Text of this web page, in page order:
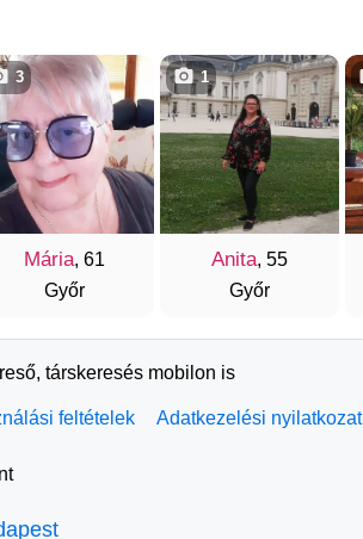
Mária, 61
Győr
3
Anita, 55
Győr
1
társkeresés mobilon is
feltételek Adatkezelési nyilatkozat